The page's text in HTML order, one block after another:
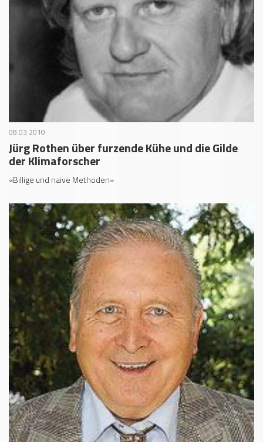
08.03.2010
Jürg Rothen über furzende Kühe und die Gilde
der Klimaforscher
«Billige und naive Methoden»